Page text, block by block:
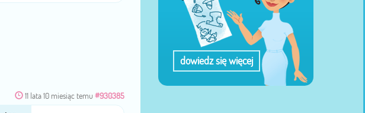
11 lata 10 miesiąc temu #930385
dowiedz się więcej